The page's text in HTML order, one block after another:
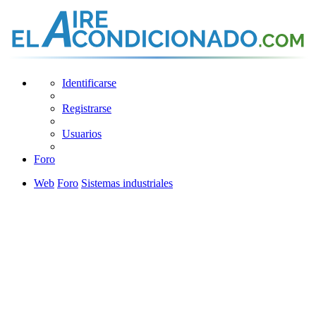
Identificarse
Registrarse
Usuarios
Foro
Web Foro Sistemas industriales